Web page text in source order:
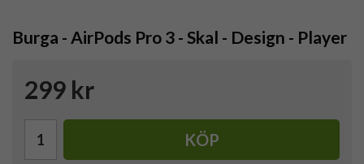
Burga - AirPods Pro 3 - Skal - Design - Player
299 kr
KÖP